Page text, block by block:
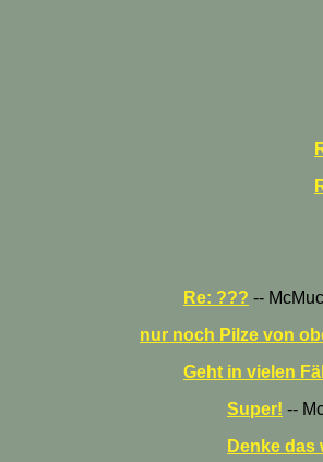
Re: ??? --
nur noch Pilze von
Geht in vielen
Super! --
Denke das